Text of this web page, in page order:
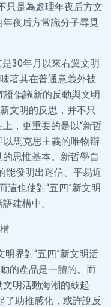
只是為處理年夜后方文
夜后方常識分子尋覓
30年月以來右翼文明
著其在普通意義外被
倡議新的反動與文明
文明的反思，并不只
，更重要的是以“新哲
以馬克思主義的唯物辯
思惟基本。新哲學自
能發明出迷信、平易近
這也使對“五四”新文明
建構中。
界對“五四”新文明活
的產品是一體的。而
明活動海潮的鼓起
了助推感化，或許說反